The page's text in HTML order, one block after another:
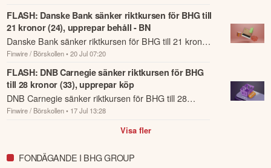
Jag vill avsluta med att tacka våra medarbetare för deras stora
engagemang samt våra kunder, partners och aktieägare för deras
fortsatta förtroende.
Gustaf Öhrn,
Vd och koncernchef, BHG Group
Denna summering har tagits fram med hjälp av AI och kan
Innehållet ska inte ses som investeringsråd eller personlig
innan du fattar investeringsbeslut. Historisk avkastning är ingen
som har rapporterats om idag den 20 juli.
FLASH: Danske Bank sänker riktkursen för BHG till
21 kronor (24), upprepar behåll - BN
Danske Bank sänker riktkursen för BHG till 21 kronor
(24), upprepar behåll - BN.
Finwire / Börskollen • 20 Jul 07:20
FLASH: DNB Carnegie sänker riktkursen för BHG
till 28 kronor (33), upprepar köp
DNB Carnegie sänker riktkursen för BHG till 28
kronor (33), upprepar köp.
Finwire / Börskollen • 17 Jul 13:28
Visa fler
FONDÄGANDE I BHG GROUP